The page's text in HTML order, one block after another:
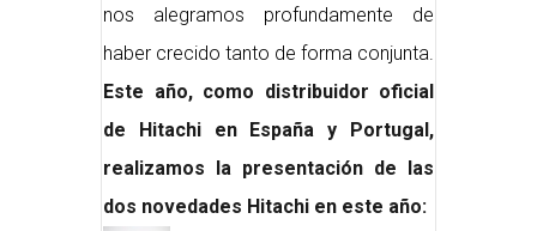
nos alegramos profundamente de
haber crecido tanto de forma conjunta.
Este año, como distribuidor oficial
de Hitachi en España y Portugal,
realizamos la presentación de las
dos novedades Hitachi en este año: